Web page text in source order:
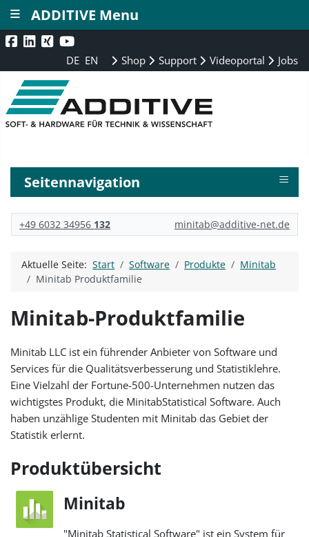
DE EN Shop Support Videoportal Jobs
Seitennavigation ≡
+49 6032 34956 132 minitab@additive-net.de
Aktuelle Seite:Start Software Produkte
Minitab
Minitab Produktfamilie
Minitab-Produktfamilie
Minitab LLC ist ein führender Anbieter von Software und
Services für die Qualitätsverbesserung und Statistiklehre.
Eine Vielzahl der Fortune-500-Unternehmen nutzen das
wichtigstes Produkt, die MinitabStatistical Software. Auch
haben unzählige Studenten mit Minitab das Gebiet der
Statistik erlernt.
Produktübersicht
Minitab
"Minitab Statistical Software" ist ein System für
ADDITIVE Menu
≡